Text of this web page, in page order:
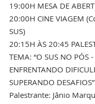
19:00H MESA DE
20:00H CINE VIAGEM
SUS)
20:15H ÀS 20:45
TEMA: “O SUS NO PÓS
ENFRENTANDO
SUPERANDO
Palestrante: Jânio